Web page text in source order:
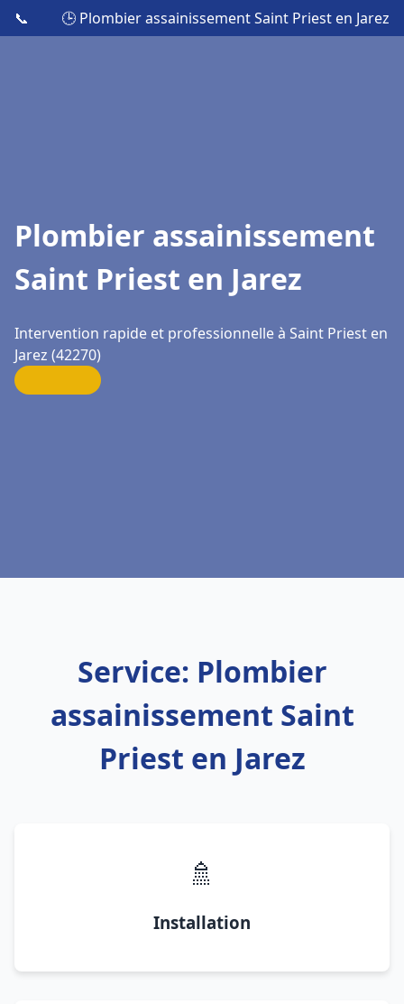
📞 🕒 Plombier assainissement Saint Priest en Jarez
Plombier assainissement
Saint Priest en Jarez
Intervention rapide et professionnelle à Saint Priest en
Jarez (42270)
Service: Plombier
assainissement Saint
Priest en Jarez
🚿
Installation